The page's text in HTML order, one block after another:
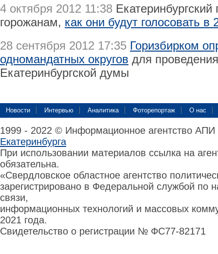
4 октября 2012 11:38
горожанам, как они будут голосовать
28 сентября 2012 17:35 Горизбирком
одномандатных округов для
Екатеринбургской думы
Новости Интервью Аналитика Фоторепортаж О нас
1999 - 2022 © Информационное агентство
Екатеринбурга
При использовании материалов ссылка на
обязательна.
«Свердловское областное агентство
зарегистрировано в Федеральной службой по
связи,
информационных технологий и массовых
2021 года.
Свидетельство о регистрации № ФС77-82171